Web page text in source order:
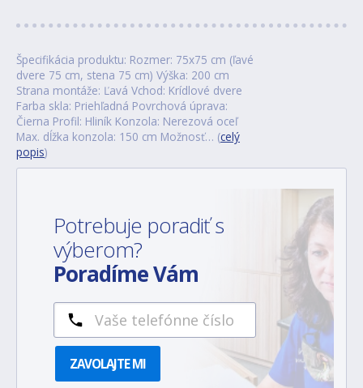
Špecifikácia produktu: Rozmer: 75x75 cm (ľavé
dvere 75 cm, stena 75 cm) Výška: 200 cm
Strana montáže: Ľavá Vchod: Krídlové dvere
Farba skla: Priehľadná Povrchová úprava:
Čierna Profil: Hliník Konzola: Nerezová oceľ
Max. dĺžka konzola: 150 cm Možnosť… (celý
popis)
Potrebuje poradiť s
výberom?
Poradíme Vám
ZAVOLAJTE MI